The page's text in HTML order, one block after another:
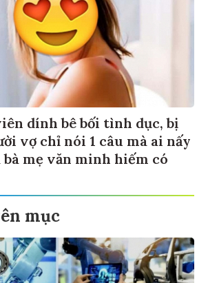
dính bê bối tình dục, bị
vợ chỉ nói 1 câu mà ai nấy
mẹ văn minh hiếm có
mục